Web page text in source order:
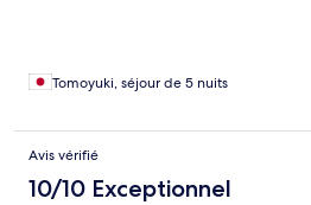
あります。Safty Boxも枕元に充電で
か？
Tomoyuki, séjour de 5 nuits
Avis vérifié
10/10 Exceptionnel